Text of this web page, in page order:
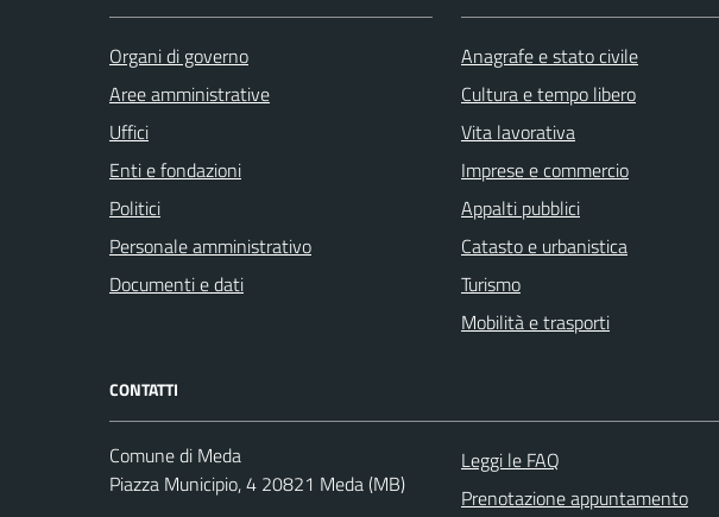
Organi di governo
Aree amministrative
Uffici
Enti e fondazioni
Politici
Personale amministrativo
Documenti e dati
Anagrafe e stato civile
Cultura e tempo libero
Vita lavorativa
Imprese e commercio
Appalti pubblici
Catasto e urbanistica
Turismo
Mobilità e trasporti
CONTATTI
Comune di Meda
Piazza Municipio, 4 20821 Meda (MB)
Leggi le FAQ
Prenotazione appuntamento